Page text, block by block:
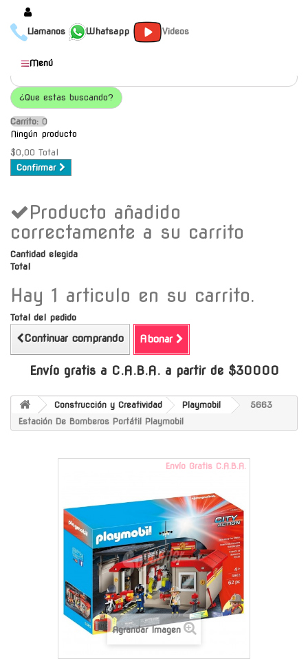
Llamanos Whatsapp Videos
Productos
Populares
Categorías
Marcas
Mayoristas
Contacto
Envío gratis a C.A.B.A. a
partir de $30000
Menú
¿Que estas buscando?
Carrito: O
Ningún producto
$0,00 Total
Confirmar
Producto añadido
correctamente a su carrito
Cantidad elegida
Total
Hay 1 articulo en su carrito.
Total del pedido
Continuar comprando Abonar
Envío gratis a C.A.B.A. a partir de $30000
Construcción y Creatividad Playmobil
5663
Estación De Bomberos Portátil Playmobil
Envío Gratis C.A.B.A.
Agrandar Imagen